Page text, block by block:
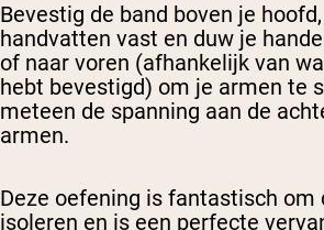
Bevestig de band boven je
handvatten vast en duw je
of naar voren (afhankelijk van
hebt bevestigd) om je armen te
meteen de spanning aan de
armen.
Deze oefening is fantastisch om
isoleren en is een perfecte